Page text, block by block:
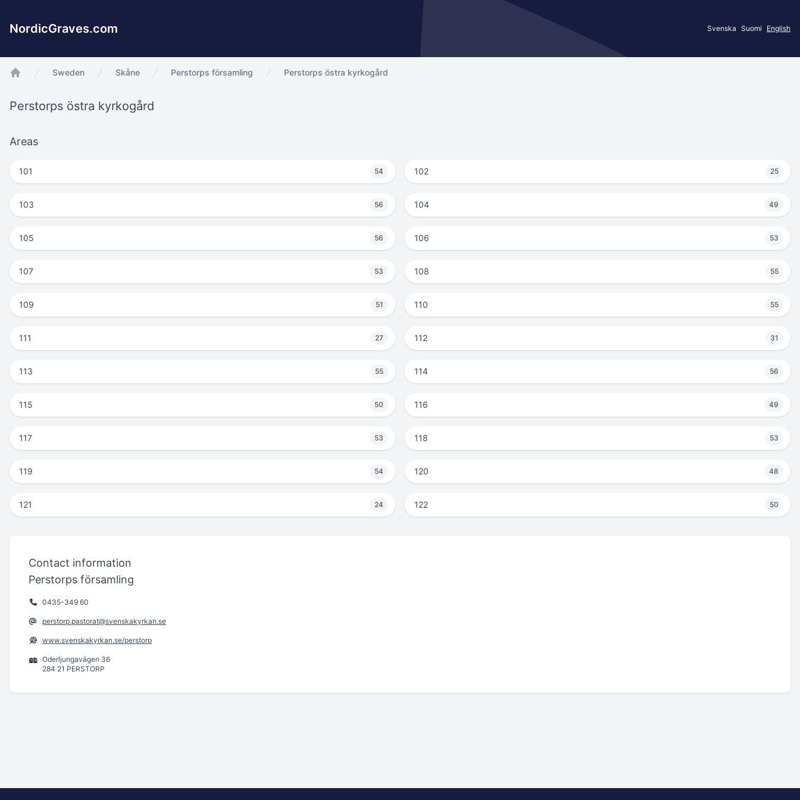
NordicGraves.com Svenska Suomi English
Sweden Skåne Perstorps församling Perstorps östra kyrkogård
Perstorps östra kyrkogård
Areas
101 54 102 25
103 56 104 49
105 56 106 53
107 53 108 55
109 51 110 55
111 27 112 31
113 55 114 56
115 50 116 49
117 53 118 53
119 54 120 48
121 24 122 50
Contact information
Perstorps församling
0435-349 60
perstorp.pastorat@svenskakyrkan.se
www.svenskakyrkan.se/perstorp
Oderljungavägen 36
284 21 PERSTORP